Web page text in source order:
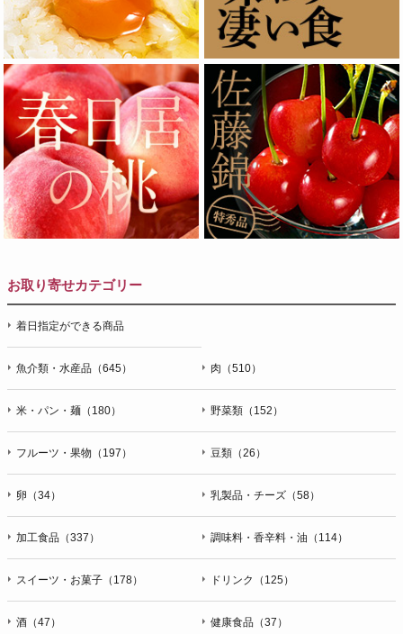
お取り寄せカテゴリー
着日指定ができる商品
魚介類・水産品（645） 肉（510）
米・パン・麺（180） 野菜類（152）
フルーツ・果物（197） 豆類（26）
卵（34） 乳製品・チーズ（58）
加工食品（337） 調味料・香辛料・油（114）
スイーツ・お菓子（178） ドリンク（125）
酒（47） 健康食品（37）